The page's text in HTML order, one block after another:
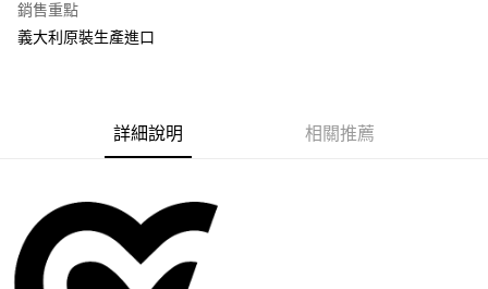
全盈+PAY
1.本服務由台灣大哥大提供，台灣大哥大用戶可立即使用無須另外申請。
2.付款方式選擇「大哥付你分期」，訂單成立後會自動跳轉到大哥付的交易
流程，驗證手機門號後，選擇欲分期的期數、繳款截止日，確認付款後即完
3.實際核准額度、可分期數及費用金額請依後續交易確認頁面所載為準。
4.訂單成立30分鐘內，如未前往確認交易或遇審核未通過，訂單將自動取
消。如遇「轉專審核」未通過狀況，表示未達大哥付你分期系統評分，恕無
法說明評估內容。
【繳款方式說明】
便利好安心！
１．簡單：不需註冊會員、不需綁卡、不需儲值。
２．便利：只要手機號碼，簡訊認證，即可結帳。
３．安心：先確認商品／服務後，再付款。
運送方式
全家取貨付款
銷售重點
義大利原裝生產進口
詳細說明 相關推薦